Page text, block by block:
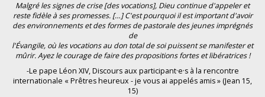
Malgré les signes de crise [des vocations], Dieu continue d'appeler et
reste fidèle à ses promesses. […] C'est pourquoi il est important d'avoir
des environnements et des formes de pastorale des jeunes imprégnés
de
l'Évangile, où les vocations au don total de soi puissent se manifester et
mûrir. Ayez le courage de faire des propositions fortes et libératrices !
-Le pape Léon XIV, Discours aux participant·e·s à la rencontre
internationale « Prêtres heureux - je vous ai appelés amis » (Jean 15,
15)